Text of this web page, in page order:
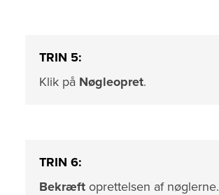
TRIN 5:
Klik på Nøgleopret.
TRIN 6:
Bekræft oprettelsen af nøglerne.